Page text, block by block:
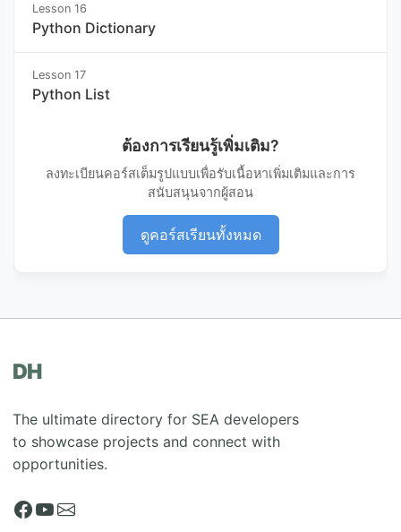
Lesson 16
Python Dictionary
Lesson 17
Python List
ต้องการเรียนรู้เพิ่มเติม?
ลงทะเบียนคอร์สเต็มรูปแบบเพื่อรับเนื้อหาเพิ่มเติมและการ
สนับสนุนจากผู้สอน
ดูคอร์สเรียนทั้งหมด
DH
The ultimate directory for SEA developers
to showcase projects and connect with
opportunities.